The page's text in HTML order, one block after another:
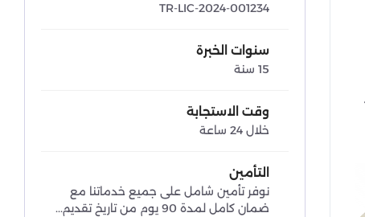
TR-LIC-2024-001234
سنوات الخبرة
15 سنة
وقت الاستجابة
خلال 24 ساعة
التأمين
نوفر تأمين شامل على جميع خدماتنا مع
ضمان كامل لمدة 90 يوم من تاريخ تقديم...